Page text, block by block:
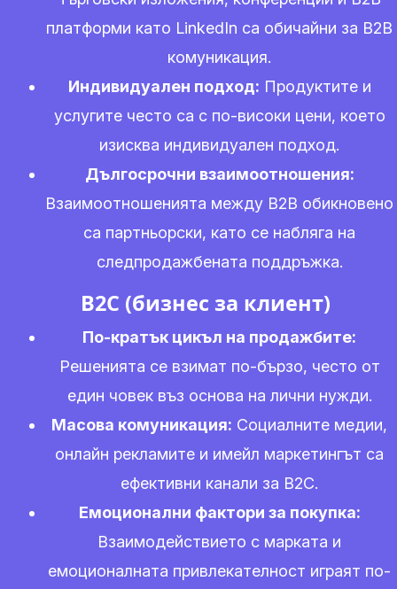
платформи като LinkedIn са обичайни за B2B
комуникация.
Индивидуален подход: Продуктите и
услугите често са с по-високи цени, което
изисква индивидуален подход.
Дългосрочни взаимоотношения:
Взаимоотношенията между В2В обикновено
са партньорски, като се набляга на
следпродажбената поддръжка.
B2C (бизнес за клиент)
По-кратък цикъл на продажбите:
Решенията се взимат по-бързо, често от
един човек въз основа на лични нужди.
Масова комуникация: Социалните медии,
онлайн рекламите и имейл маркетингът са
ефективни канали за B2C.
Емоционални фактори за покупка:
Взаимодействието с марката и
емоционалната привлекателност играят по-